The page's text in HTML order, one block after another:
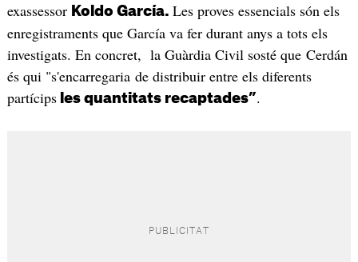
exassessor Koldo García. Les proves essencials són els
enregistraments que García va fer durant anys a tots els
investigats. En concret, la Guàrdia Civil sosté que Cerdán
és qui "s'encarregaria de distribuir entre els diferents
partícipsles quantitats recaptades”.